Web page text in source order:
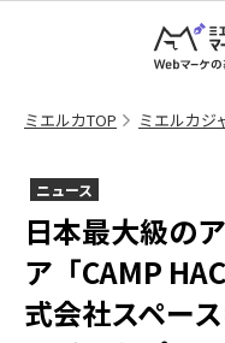
ミエルカTOP ミエルカジ
ニュース
日本最大級の
ア「CAMP
式会社スペー